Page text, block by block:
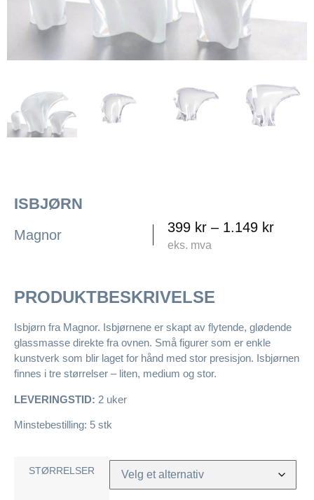
ISBJØRN
Magnor
399 kr – 1.149 kr
eks. mva
PRODUKTBESKRIVELSE
Isbjørn fra Magnor. Isbjørnene er skapt av flytende, glødende
glassmasse direkte fra ovnen. Små figurer som er enkle
kunstverk som blir laget for hånd med stor presisjon. Isbjørnen
finnes i tre størrelser – liten, medium og stor.
LEVERINGSTID: 2 uker
Minstebestilling: 5 stk
STØRRELSER